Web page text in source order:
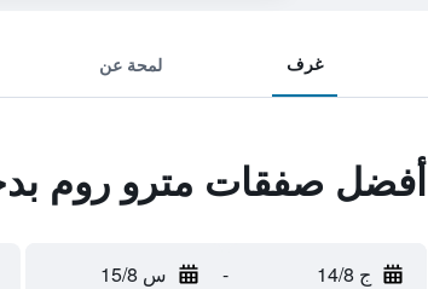
غرف لمحة عن
أفضل صفقات مترو روم
ج 14/8 - س 15/8